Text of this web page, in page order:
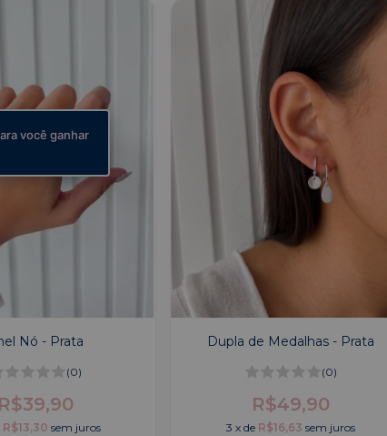
Nó - Prata
(0)
R$39,90
R$13,30 sem juros
Dupla de Medalhas - Prata
(0)
R$49,90
3 xde R$16,63 sem juros
você ganhar